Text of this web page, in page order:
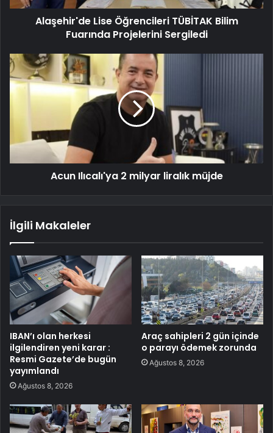
Alaşehir'de Lise Öğrencileri TÜBİTAK Bilim
Fuarında Projelerini Sergiledi
Acun Ilıcalı'ya 2 milyar liralık müjde
İlgili Makaleler
IBAN’ı olan herkesi
ilgilendiren yeni karar :
Resmi Gazete’de bugün
yayımlandı
Ağustos 8, 2026
Araç sahipleri 2 gün içinde
o parayı ödemek zorunda
Ağustos 8, 2026